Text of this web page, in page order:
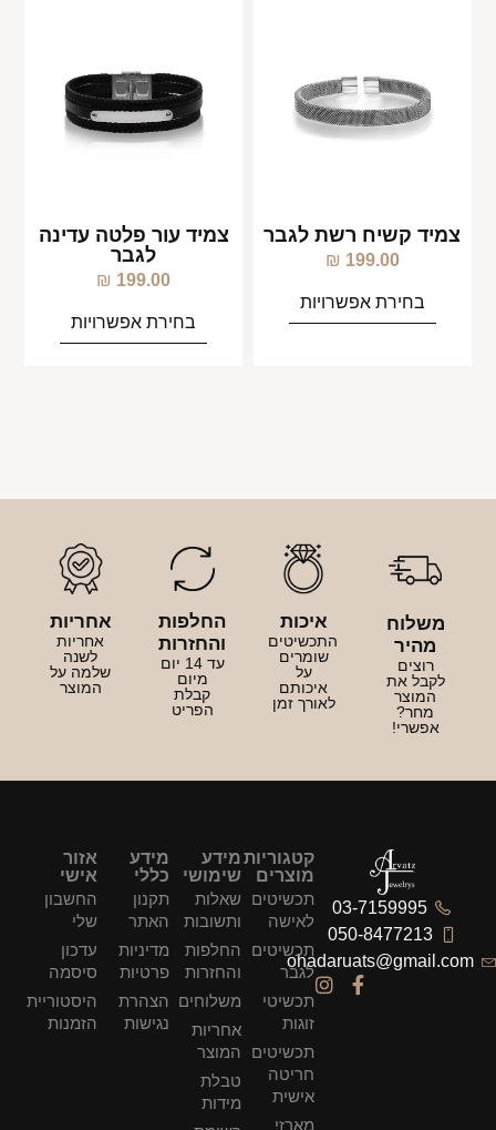
צמיד קשיח רשת לגבר
199.00
₪
בחירת אפשרויות
צמיד עור פלטה עדינה
לגבר
199.00
₪
בחירת אפשרויות
משלוח
מהיר
רוצים
לקבל את
המוצר
מחר?
אפשרי!
איכות
התכשיטים
שומרים
על
איכותם
לאורך זמן
החלפות
והחזרות
עד 14 יום
מיום
קבלת
הפריט
אחריות
אחריות
לשנה
שלמה על
המוצר
03-7159995
050-8477213
ohadaruats@gmail.com
קטגוריות
מוצרים
תכשיטים
לאישה
תכשיטים
לגבר
תכשיטי
זוגות
תכשיטים
חריטה
אישית
מארזי
מידע
שימושי
שאלות
ותשובות
החלפות
והחזרות
משלוחים
אחריות
המוצר
טבלת
מידות
מידע
כללי
תקנון
האתר
מדיניות
פרטיות
הצהרת
נגישות
אזור
אישי
החשבון
שלי
עדכון
סיסמה
היסטוריית
הזמנות